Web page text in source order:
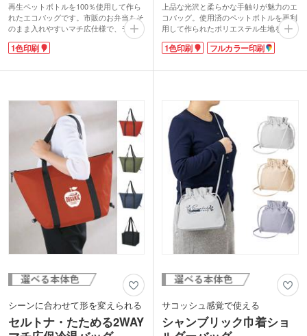
再生ペットボトルを100％使用して作ら
れたエコバッグです。市販のお弁当もそ
のまま入れやすいマチ広仕様で、ランチ
タイムや仕事帰りのお買い物で活躍しま
す。使用後は洗濯できるので衛生的で
たみやすく、付属のゴムバンドでくるっ
果の高いノベルティの作成にぴったりで
す。飲食店のオープン記念品やスタンプ
カードの景品などにいかがでしょうか。
1色印刷
上品な光沢と柔らかな手触りが魅力のエ
コバッグ。使用済のペットボトルを再利
用して作られたポリエステル生地を使用
しています。バンド付きでくるっと小さ
くまとまり、持ち運びもスマート。2Lペ
もでき、買い物や普段使いに便利です。
ミナーの資料配布用におすすめのノベル
ティです。
1色印刷 フルカラー印刷
シーンに合わせて形を変えられる
セルトナ・たためる2WAY
サコッシュ感覚で使える
シャンブリック巾着ショ